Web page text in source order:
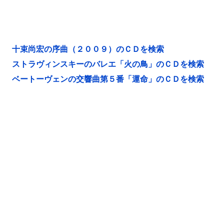
十束尚宏の序曲（２００９）のＣＤを検索
ストラヴィンスキーのバレエ「火の鳥」のＣＤを検索
ベートーヴェンの交響曲第５番「運命」のＣＤを検索